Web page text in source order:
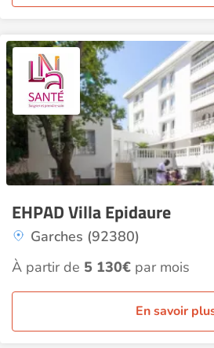
EHPAD Villa Epidaure
Garches (92380)
À partir de 5 130€ par mois
En savoir